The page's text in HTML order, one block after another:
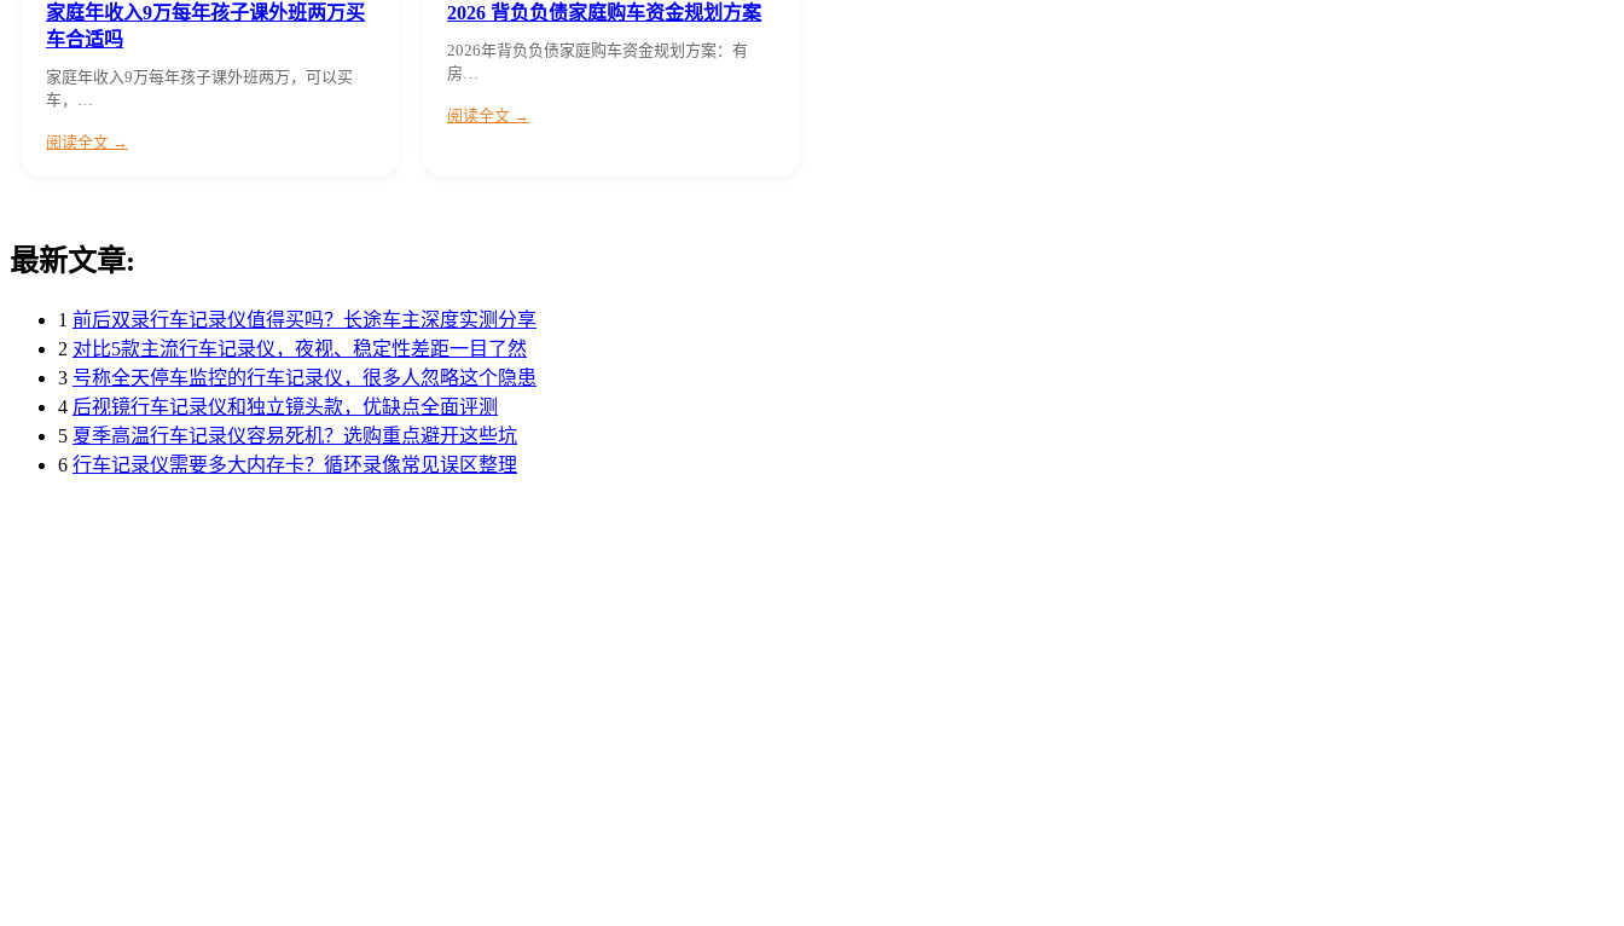
家庭年收入9万每年孩子课外班两万买
车合适吗
家庭年收入9万每年孩子课外班两万，可以买
车，…
阅读全文 →
2026 背负负债家庭购车资金规划方案
2026年背负负债家庭购车资金规划方案：有
房…
阅读全文 →
最新文章:
1 前后双录行车记录仪值得买吗？长途车主深度实测分享
2 对比5款主流行车记录仪，夜视、稳定性差距一目了然
3 号称全天停车监控的行车记录仪，很多人忽略这个隐患
4 后视镜行车记录仪和独立镜头款，优缺点全面评测
5 夏季高温行车记录仪容易死机？选购重点避开这些坑
6 行车记录仪需要多大内存卡？循环录像常见误区整理